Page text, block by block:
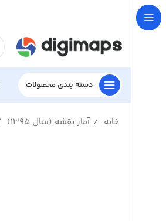
دسته بندی محصولات
خانه آمار نقشه (سال 1395)